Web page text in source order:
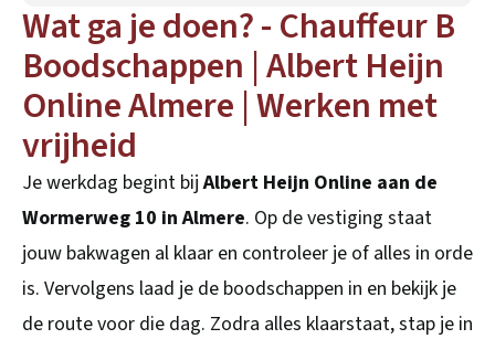
Wat ga je doen? - Chauffeur B
Boodschappen | Albert Heijn
Online Almere | Werken met
vrijheid
Je werkdag begint bijAlbert Heijn Online aan de
Wormerweg 10 in Almere. Op de vestiging staat
jouw bakwagen al klaar en controleer je of alles in orde
is. Vervolgens laad je de boodschappen in en bekijk je
de route voor die dag. Zodra alles klaarstaat, stap je in